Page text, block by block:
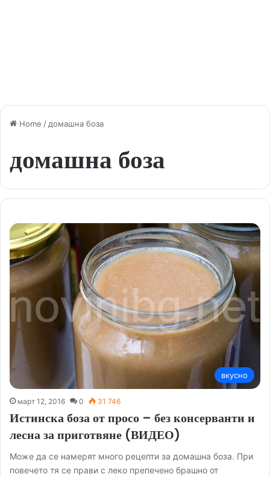
Home / домашна боза
домашна боза
вкусно
март 12, 2016 0 31 746
Истинска боза от просо – без консерванти и
лесна за приготвяне (ВИДЕО)
Може да се намерят много рецепти за домашна боза. При
повечето тя се прави с леко препечено брашно от